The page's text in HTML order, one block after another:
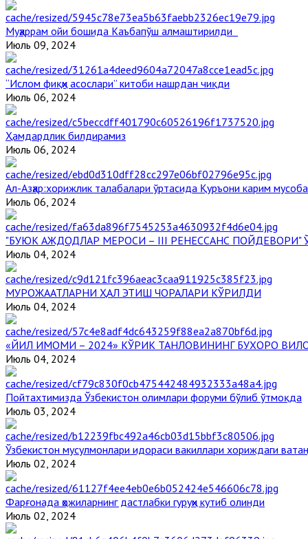
Муҳаррам ойи бошида Каъбапўш алмаштирилди
Июль 09, 2024
“Ислом фиқҳи асослари” китоби нашрдан чиқди
Июль 06, 2024
Ҳамдардлик билдирамиз
Июль 06, 2024
Aл-Aзҳар:хорижлик талабалари ўртасида Қуръони карим
Июль 06, 2024
"БУЮК АЖДОДЛАР МЕРОСИ – III РЕНЕССАНС
Июль 04, 2024
МУРОЖААТЛАРНИ ҲАЛ ЭТИШ ЧОРАЛАРИ КЎРИЛДИ
Июль 04, 2024
«ЙИЛ ИМОМИ – 2024» КЎРИК ТАНЛОВИНИНГ БУХОРО
Июль 04, 2024
Пойтахтимизда Ўзбекистон олимлари форуми бўлиб ўтмоқда
Июль 03, 2024
Ўзбекистон мусулмонлари идораси вакиллари хориждаги
Июль 02, 2024
Фарғонада ҳожиларнинг дастлабки гуруҳи кутиб олинди
Июль 02, 2024